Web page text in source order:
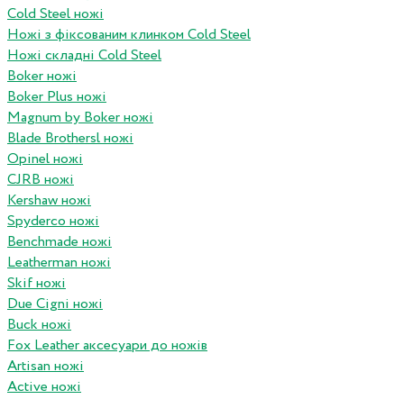
Cold Steel ножі
Ножі з фіксованим клинком Cold Steel
Ножі складні Cold Steel
Boker ножі
Boker Plus ножі
Magnum by Boker ножі
Blade Brothersl ножі
Opinel ножі
CJRB ножі
Kershaw ножі
Spyderco ножі
Benchmade ножі
Leatherman ножі
Skif ножі
Due Cigni ножі
Buck ножі
Fox Leather аксесуари до ножів
Artisan ножі
Active ножі